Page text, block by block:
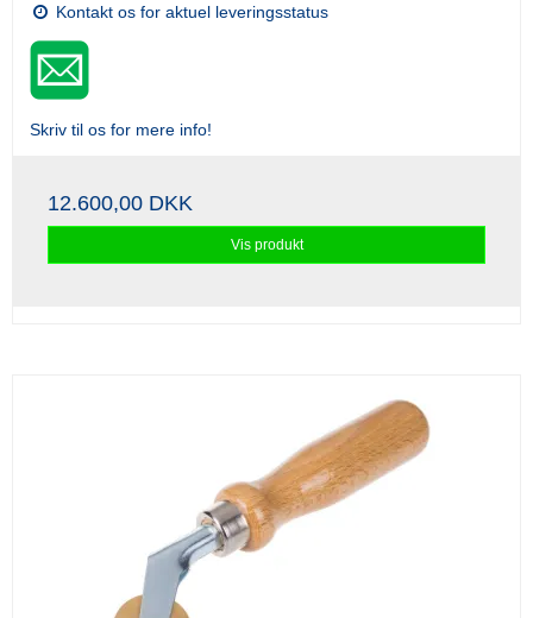
Kontakt os for aktuel leveringsstatus
Skriv til os for mere info!
12.600,00 DKK
Vis produkt